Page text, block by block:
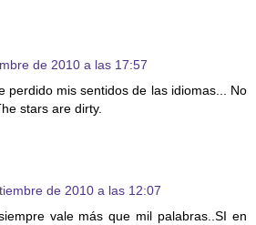
de 2010 a las 17:57
perdido mis sentidos de las idiomas... No
stars are dirty.
de 2010 a las 12:07
vale más que mil palabras..SI en